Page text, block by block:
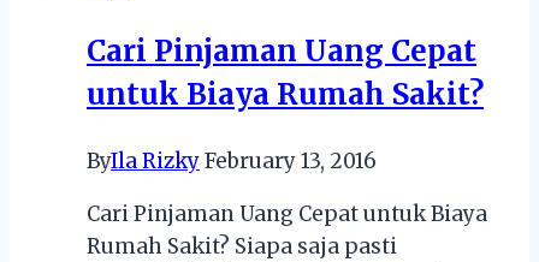
Cari Pinjaman Uang Cepat
untuk Biaya Rumah Sakit?
ByIla RizkyFebruary 13, 2016
Cari Pinjaman Uang Cepat untuk Biaya
Rumah Sakit? Siapa saja pasti